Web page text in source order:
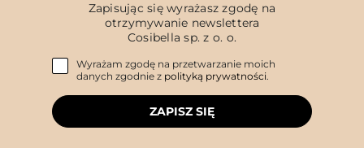
Zapisując się wyrażasz zgodę na
otrzymywanie newslettera
Cosibella sp. z o. o.
Wyrażam zgodę na przetwarzanie moich
danych zgodnie z polityką prywatności.
ZAPISZ SIĘ